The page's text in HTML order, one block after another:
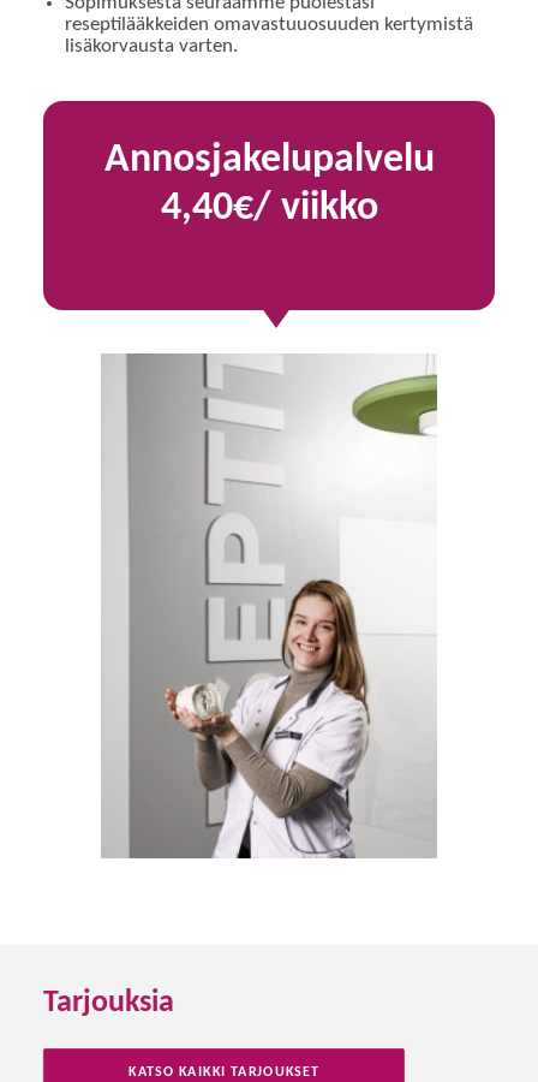
reseptilääkkeiden omavastuuosuuden kertymistä
lisäkorvausta varten.
Annosjakelupalvelu
4,40€/ viikko
Tarjouksia
KATSO KAIKKI TARJOUKSET